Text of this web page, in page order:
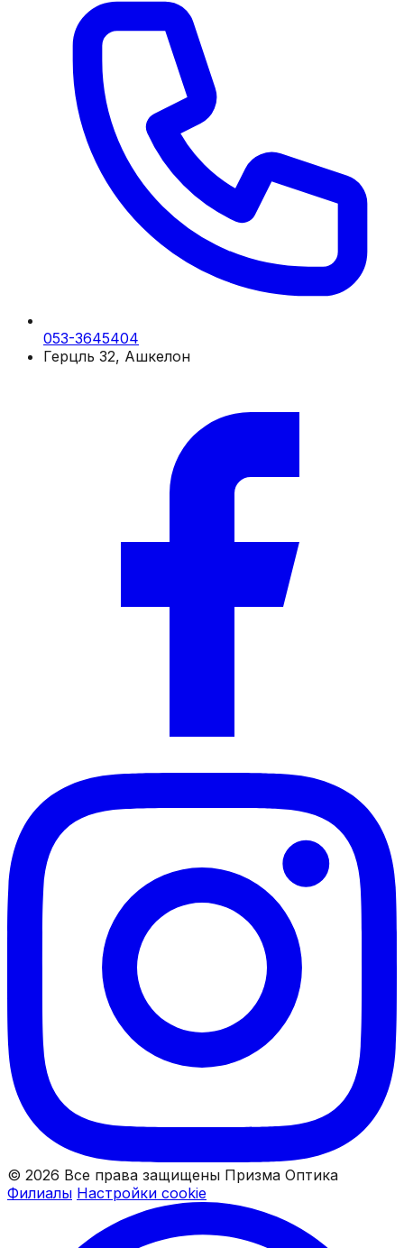
053-3645404
Герцль 32, Ашкелон
© 2026 Все права защищены Призма Оптика
Филиалы Настройки cookie